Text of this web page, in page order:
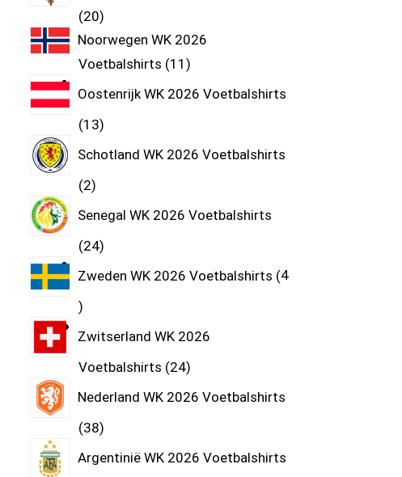
20
Noorwegen WK 2026
Voetbalshirts 11
Oostenrijk WK 2026 Voetbalshirts
13
Schotland WK 2026 Voetbalshirts
2
Senegal WK 2026 Voetbalshirts
24
Zweden WK 2026 Voetbalshirts 4
Zwitserland WK 2026
Voetbalshirts 24
Nederland WK 2026 Voetbalshirts
38
Argentinië WK 2026 Voetbalshirts